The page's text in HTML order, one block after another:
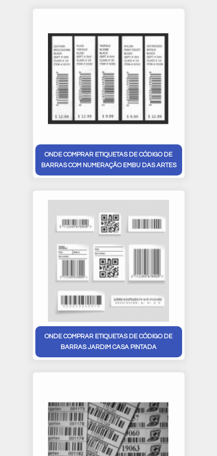
ONDE COMPRAR ETIQUETAS DE CÓDIGO DE
BARRAS COM NUMERAÇÃO EMBU DAS ARTES
ONDE COMPRAR ETIQUETAS DE CÓDIGO DE
BARRAS JARDIM CASA PINTADA